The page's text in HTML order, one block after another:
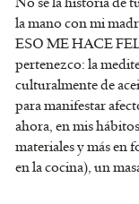
la mano con mi
ESO ME HACE
pertenezco: la
culturalmente de
para manifestar
ahora, en mis
materiales y más en
en la cocina), un